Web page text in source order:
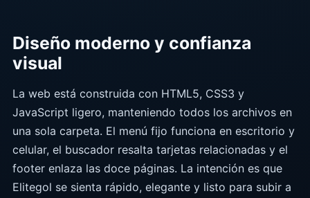
Diseño moderno y confianza
visual
La web está construida con HTML5, CSS3 y
JavaScript ligero, manteniendo todos los archivos en
una sola carpeta. El menú fijo funciona en escritorio y
celular, el buscador resalta tarjetas relacionadas y el
footer enlaza las doce páginas. La intención es que
Elitegol se sienta rápido, elegante y listo para subir a